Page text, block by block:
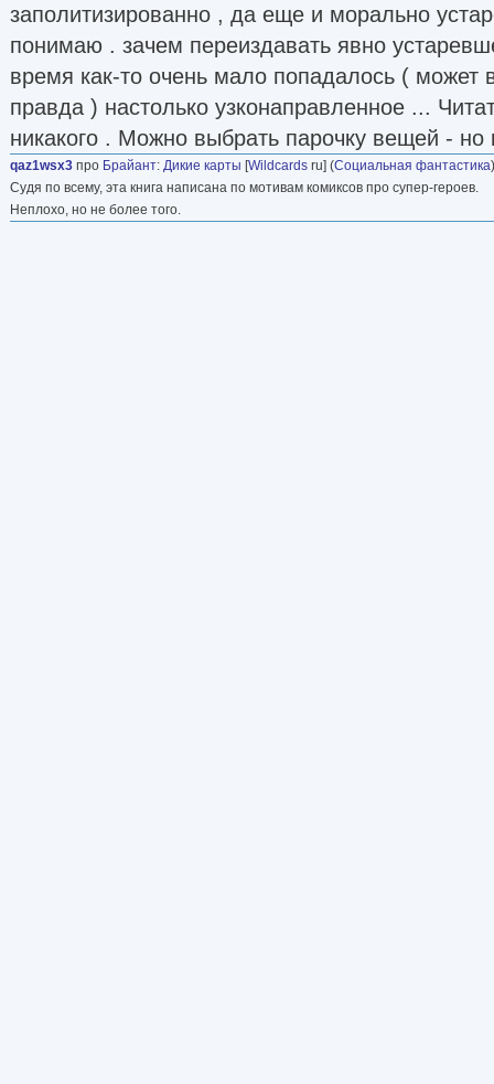
заполитизированно , да еще и морально
понимаю . зачем переиздавать явно
время как-то очень мало попадалось ( может
правда ) настолько узконаправленное ...
никакого . Можно выбрать парочку вещей - но
qaz1wsx3 про Брайант: Дикие карты [Wildcards ru] (Социальная фантастика
Судя по всему, эта книга написана по мотивам комиксов про супер-героев.
Неплохо, но не более того.